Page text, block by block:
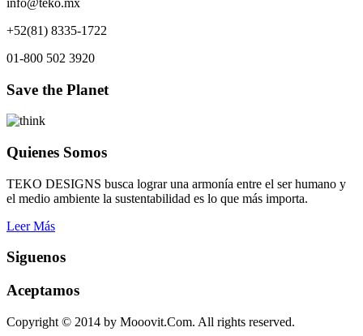
+52(81) 8335-1722
01-800 502 3920
Save the Planet
Quienes Somos
TEKO DESIGNS busca lograr una armonía entre el ser humano y
el medio ambiente la sustentabilidad es lo que más importa.
Leer Más
Siguenos
Aceptamos
Copyright © 2014 by Mooovit.Com. All rights reserved.